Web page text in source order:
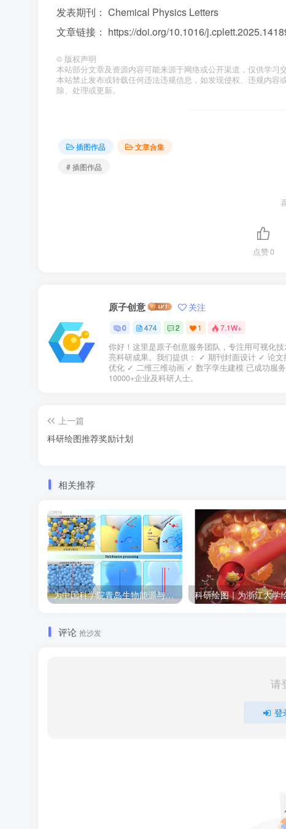
发表期刊： Chemical Physics Letters
文章链接： https://doi.org/10.1016/
© 版权声明
本站部分文章及资源内容可能来源于网络或公开渠道，仅供学习
本站禁止发布或转载任何违法违规信息，如发现侵权、违规内
除、处理或更新。
插图作品
文章合集
# 插图作品
点赞0
原子创意 关注
0 474 2 1 7.1W+
你好！这里是原子创意服务团队，专注用可视化技
亮科研成果。我们提供： ✓ 期刊封面设计 ✓ 论文
优化 ✓ 二维三维动画 ✓ 数字孪生建模 已成功服务
10000+企业及科研人士。
上一篇
科研绘图推荐奖励计划
相关推荐
为中国科学院青岛生物能源与过程研究所绘制的插图作品
评论 抢沙发
请
登